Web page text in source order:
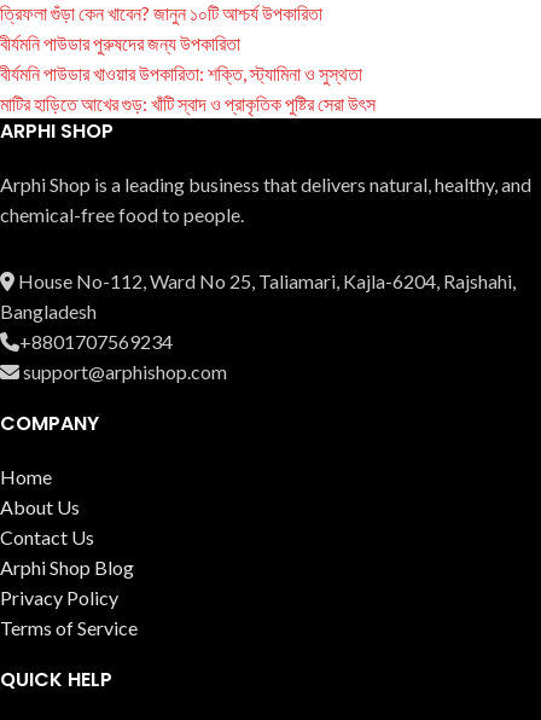
ত্রিফলা গুঁড়া কেন খাবেন? জানুন ১০টি আশ্চর্য উপকারিতা
বীর্যমনি পাউডার পুরুষদের জন্য উপকারিতা
বীর্যমনি পাউডার খাওয়ার উপকারিতা: শক্তি, স্ট্যামিনা ও সুস্থতা
মাটির হাড়িতে আখের গুড়: খাঁটি স্বাদ ও প্রাকৃতিক পুষ্টির সেরা উৎস
ARPHI SHOP
Arphi Shop is a leading business that delive­rs natural, healthy, and
chemical-free food to people.
House No-112, Ward No 25, Taliamari, Kajla-6204, Rajshahi,
Bangladesh
+8801707569234
support@arphishop.com
COMPANY
Home
About Us
Contact Us
Arphi Shop Blog
Privacy Policy
Terms of Service
QUICK HELP